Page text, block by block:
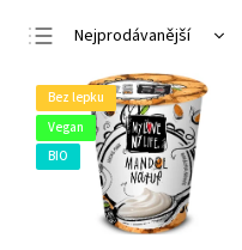
Nejprodávanější
Nejlevnější
Nejdražší
Abecedně
Bez lepku
Vegan
BIO